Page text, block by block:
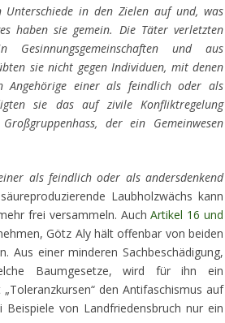
in den Zielen auf und, was
haben sie gemein. Die Täter verletzten
und aus
sie nicht gegen Individuen, mit denen
Angehörige einer als feindlich oder als
sie das auf zivile Konfliktregelung
der ein Gemeinwesen
als feindlich oder als andersdenkend
Laubholzwächs kann
frei versammeln. AuchArtikel 16 und
Götz Aly hält offenbar von beiden
Aus einer minderen Sachbeschädigung,
Baumgesetze, wird für ihn ein
den Antifaschismus auf
von Landfriedensbruch nur ein